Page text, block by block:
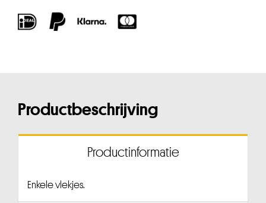
Productbeschrijving
Productinformatie
Enkele vlekjes.